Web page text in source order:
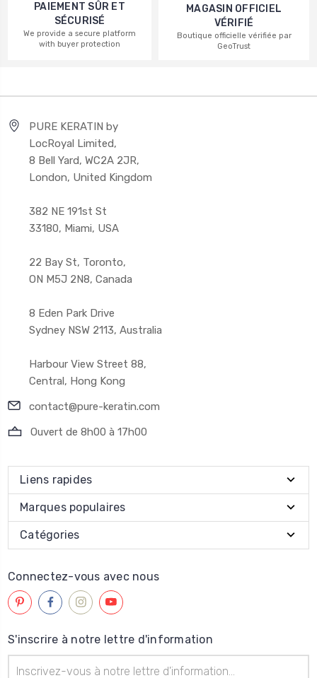
PAIEMENT SÛR ET
SÉCURISÉ
We provide a secure platform
with buyer protection
MAGASIN OFFICIEL
VÉRIFIÉ
Boutique officielle vérifiée par
GeoTrust
PURE KERATIN by
LocRoyal Limited,
8 Bell Yard, WC2A 2JR,
London, United Kingdom
382 NE 191st St
33180, Miami, USA
22 Bay St, Toronto,
ON M5J 2N8, Canada
8 Eden Park Drive
Sydney NSW 2113, Australia
Harbour View Street 88,
Central, Hong Kong
contact@pure-keratin.com
Ouvert de 8h00 à 17h00
Liens rapides
Marques populaires
Catégories
Connectez-vous avec nous
S'inscrire à notre lettre d'information